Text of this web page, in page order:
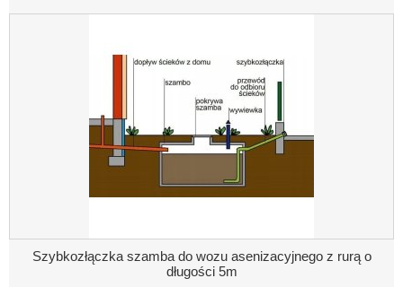
Szybkozłączka szamba do wozu asenizacyjnego z rurą o
długości 5m